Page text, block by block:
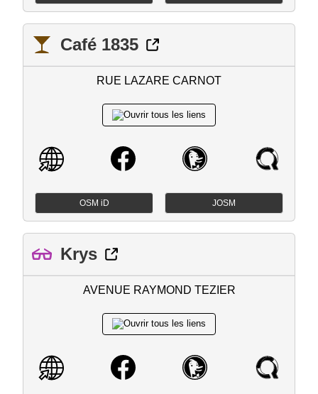
Café 1835
RUE LAZARE CARNOT
OSM iD JOSM
Krys
AVENUE RAYMOND TEZIER